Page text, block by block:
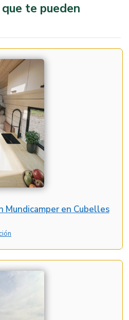
te pueden
Mundicamper en Cubelles